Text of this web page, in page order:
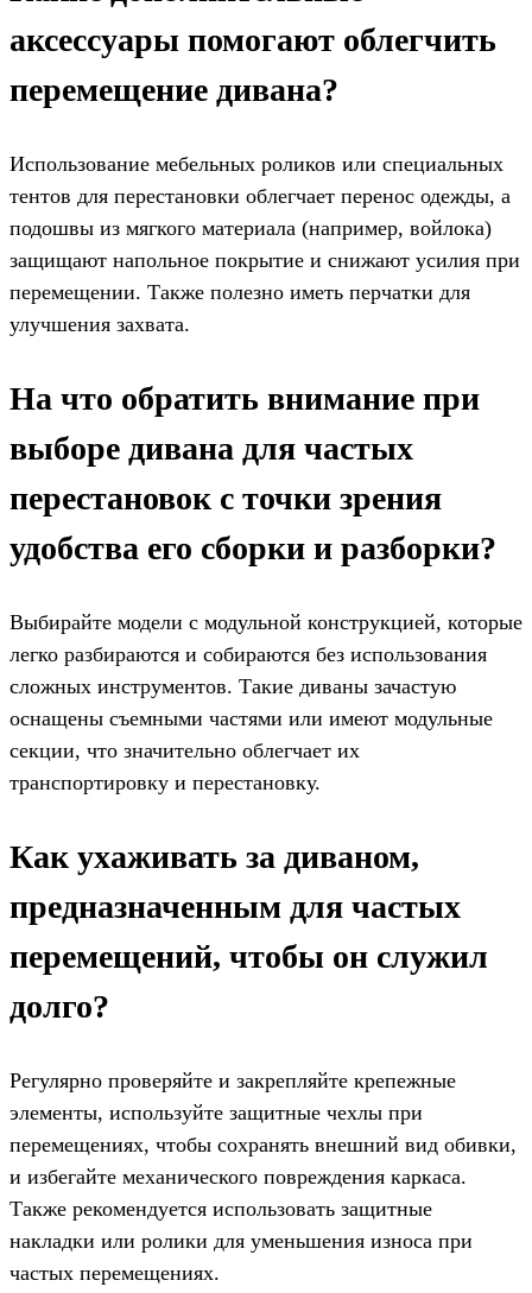
аксессуары помогают облегчить
перемещение дивана?
Использование мебельных роликов или специальных
тентов для перестановки облегчает перенос одежды, а
подошвы из мягкого материала (например, войлока)
защищают напольное покрытие и снижают усилия при
перемещении. Также полезно иметь перчатки для
улучшения захвата.
На что обратить внимание при
выборе дивана для частых
перестановок с точки зрения
удобства его сборки и разборки?
Выбирайте модели с модульной конструкцией, которые
легко разбираются и собираются без использования
сложных инструментов. Такие диваны зачастую
оснащены съемными частями или имеют модульные
секции, что значительно облегчает их
транспортировку и перестановку.
Как ухаживать за диваном,
предназначенным для частых
перемещений, чтобы он служил
долго?
Регулярно проверяйте и закрепляйте крепежные
элементы, используйте защитные чехлы при
перемещениях, чтобы сохранять внешний вид обивки,
и избегайте механического повреждения каркаса.
Также рекомендуется использовать защитные
накладки или ролики для уменьшения износа при
частых перемещениях.